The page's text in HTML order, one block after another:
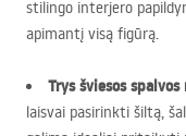
stilingo interjero
apimantį visą figūrą.
Trys šviesos
laisvai pasirinkti šiltą,